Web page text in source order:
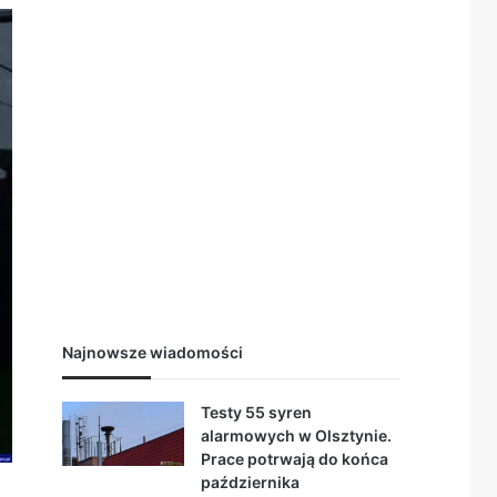
Najnowsze wiadomości
Testy 55 syren
alarmowych w Olsztynie.
Prace potrwają do końca
października